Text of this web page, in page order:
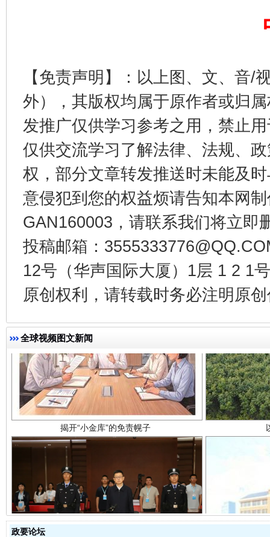
【免责声明】：以上图、文、音/
外），其版权均属于原作者或归
发推广仅供学习参考之用，禁止
仅供交流学习了解法律、法规、
权，部分文章转发推送时未能及
意侵犯到您的权益烦请告知本网
GAN160003，请联系我们将立即
投稿邮箱：
12号（华声国际大厦）1层 1 2 1
原创权利，请转载时务必注明原
全球视频图文新闻
千年窑火 生生不息
揭开“小金库”的免责幌子
受贿1.44亿！段成刚被判无期 从幼
政要论坛